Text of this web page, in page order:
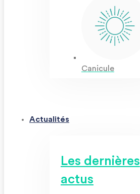
Canicule
Actualités
Les dernières
actus